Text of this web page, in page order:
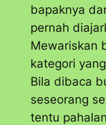
bapaknya
pernah
Mewariskan
kategori
Bila dibaca
seseorang
tentu